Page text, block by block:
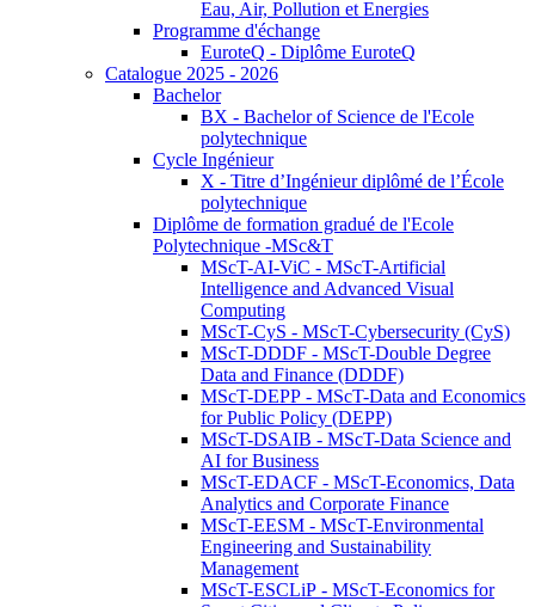
Eau, Air, Pollution et Energies
Programme d'échange
EuroteQ - Diplôme EuroteQ
Catalogue 2025 - 2026
Bachelor
BX - Bachelor of Science de l'Ecole
polytechnique
Cycle Ingénieur
X - Titre d’Ingénieur diplômé de l’École
polytechnique
Diplôme de formation gradué de l'Ecole
Polytechnique -MSc&T
MScT-AI-ViC - MScT-Artificial
Intelligence and Advanced Visual
Computing
MScT-CyS - MScT-Cybersecurity (CyS)
MScT-DDDF - MScT-Double Degree
Data and Finance (DDDF)
MScT-DEPP - MScT-Data and Economics
for Public Policy (DEPP)
MScT-DSAIB - MScT-Data Science and
AI for Business
MScT-EDACF - MScT-Economics, Data
Analytics and Corporate Finance
MScT-EESM - MScT-Environmental
Engineering and Sustainability
Management
MScT-ESCLiP - MScT-Economics for